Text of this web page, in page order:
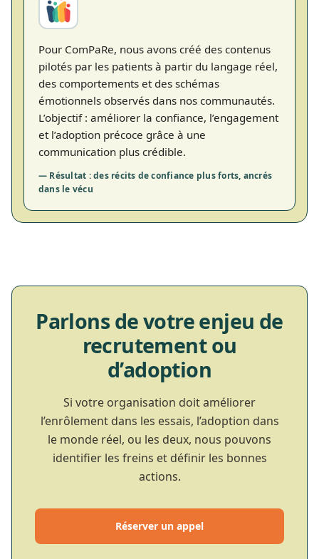
Pour ComPaRe, nous avons créé des contenus
pilotés par les patients à partir du langage réel,
des comportements et des schémas
émotionnels observés dans nos communautés.
L’objectif : améliorer la confiance, l’engagement
et l’adoption précoce grâce à une
communication plus crédible.
— Résultat : des récits de confiance plus forts, ancrés
dans le vécu
Parlons de votre enjeu de
recrutement ou
d’adoption
Si votre organisation doit améliorer
l’enrôlement dans les essais, l’adoption dans
le monde réel, ou les deux, nous pouvons
identifier les freins et définir les bonnes
actions.
Réserver un appel